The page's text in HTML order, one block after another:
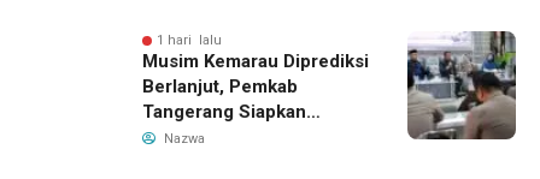
Pengelolaan Limbah
1 hari lalu
Musim Kemarau Diprediksi
Berlanjut, Pemkab
Tangerang Siapkan
Langkah Antisipasi Krisis
Nazwa